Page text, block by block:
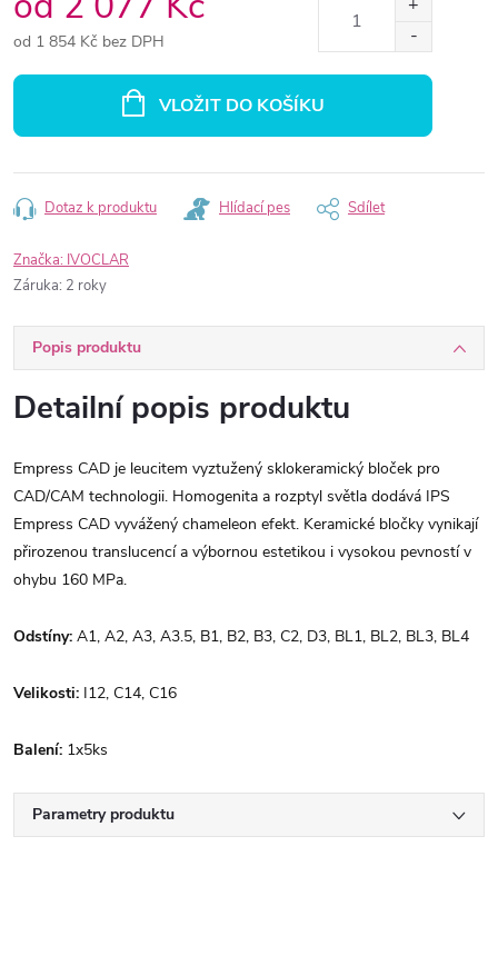
od 1 854 Kč bez DPH
VLOŽIT DO KOŠÍKU
Dotaz k produktu Hlídací pes Sdílet
Značka: IVOCLAR
Záruka: 2 roky
Popis produktu
Detailní popis produktu
Empress CAD je leucitem vyztužený sklokeramický bloček pro
CAD/CAM technologii. Homogenita a rozptyl světla dodává IPS
Empress CAD vyvážený chameleon efekt. Keramické bločky vynikají
přirozenou translucencí a výbornou estetikou i vysokou pevností v
ohybu 160 MPa.
Odstíny: A1, A2, A3, A3.5, B1, B2, B3, C2, D3, BL1, BL2, BL3, BL4
Velikosti: I12, C14, C16
Balení: 1x5ks
Parametry produktu